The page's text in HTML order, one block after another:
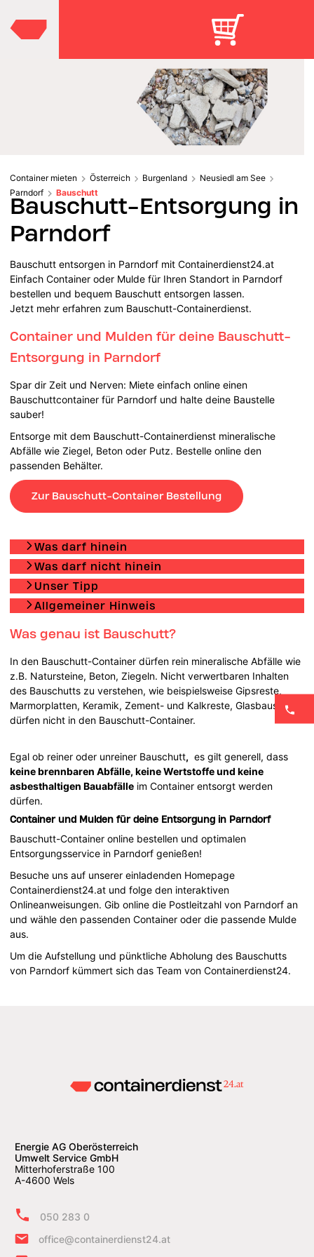
Container mieten Österreich Burgenland
Neusiedl am See
Parndorf
Bauschutt
Bauschutt-Entsorgung in
Parndorf
Bauschutt entsorgen in Parndorf mit Containerdienst24.at
Einfach Container oder Mulde für Ihren Standort in Parndorf
bestellen und bequem Bauschutt entsorgen lassen.
Jetzt mehr erfahren zum Bauschutt-Containerdienst.
Container und Mulden für deine Bauschutt-
Entsorgung in Parndorf
Spar dir Zeit und Nerven: Miete einfach online einen
Bauschuttcontainer für Parndorf und halte deine Baustelle
sauber!
Entsorge mit dem Bauschutt-Containerdienst mineralische
Abfälle wie Ziegel, Beton oder Putz. Bestelle online den
passenden Behälter.
Zur Bauschutt-Container Bestellung
Was darf hinein
Was darf nicht hinein
Unser Tipp
Allgemeiner Hinweis
Was genau ist Bauschutt?
In den Bauschutt-Container dürfen rein mineralische Abfälle wie
z.B. Natursteine, Beton, Ziegeln. Nicht verwertbaren Inhalten
des Bauschutts zu verstehen, wie beispielsweise Gipsreste,
Marmorplatten, Keramik, Zement- und Kalkreste, Glasbausteine
dürfen nicht in den Bauschutt-Container.
Egal ob reiner oder unreiner Bauschutt, es gilt generell, dass
keine brennbaren Abfälle, keine Wertstoffe und keine
asbesthaltigen Bauabfälle im Container entsorgt werden
dürfen.
Container und Mulden für deine Entsorgung in Parndorf
Bauschutt-Container online bestellen und optimalen
Entsorgungsservice in Parndorf genießen!
Besuche uns auf unserer einladenden Homepage
Containerdienst24.at und folge den interaktiven
Onlineanweisungen. Gib online die Postleitzahl von Parndorf an
und wähle den passenden Container oder die passende Mulde
aus.
Um die Aufstellung und pünktliche Abholung des Bauschutts
von Parndorf kümmert sich das Team von Containerdienst24.
Energie AG Oberösterreich
Umwelt Service GmbH
Mitterhoferstraße 100
A-4600 Wels
050 283 0
office@containerdienst24.at